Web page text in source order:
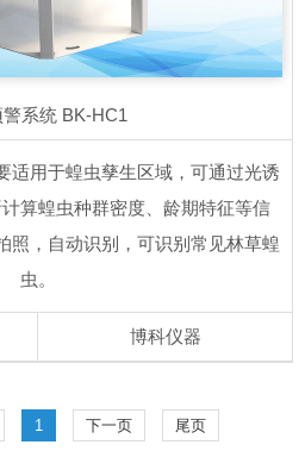
系统 BK-HC1
适用于蝗虫孳生区域，可通过光诱
算蝗虫种群密度、龄期特征等信
照，自动识别，可识别常见林草蝗
虫。
博科仪器
1 下一页 尾页